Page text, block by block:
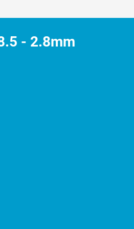
van de NL Clipr. Snap-On tondeuse
Na het schoonmaken maak je
- 2.8mm